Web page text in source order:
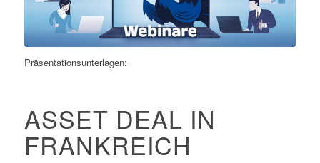
Präsentationsunterlagen:
ASSET DEAL IN
FRANKREICH